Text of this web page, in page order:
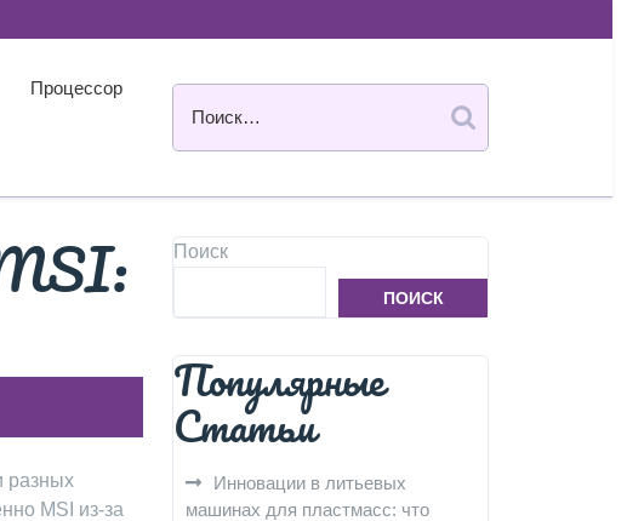
Процессор
разных
MSI из-за
Поиск
ПОИСК
Популярные
Статьи
Инновации в литьевых
машинах для пластмасс: что